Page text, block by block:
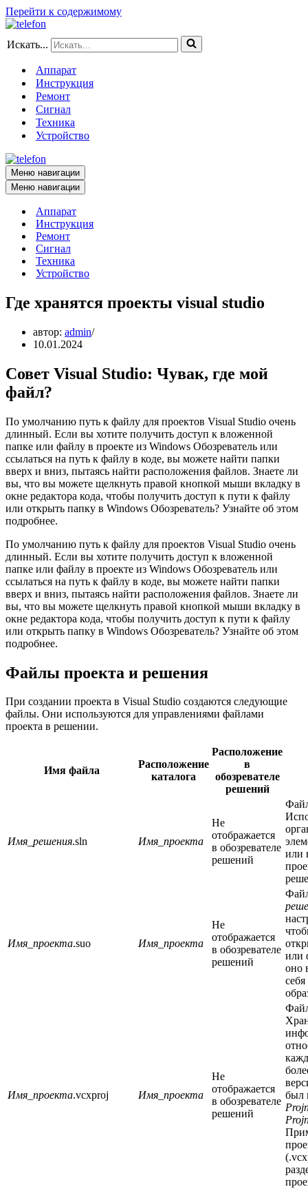
Перейти к содержимому
Искать...
Аппарат
Инструкция
Ремонт
Сигнал
Техника
Устройство
Меню навигации
Меню навигации
Аппарат
Инструкция
Ремонт
Сигнал
Техника
Устройство
Где хранятся проекты visual studio
автор: admin
10.01.2024
Совет Visual Studio: Чувак, где мой
файл?
По умолчанию путь к файлу для проектов Visual Studio очень
длинный. Если вы хотите получить доступ к вложенной
папке или файлу в проекте из Windows Обозреватель или
ссылаться на путь к файлу в коде, вы можете найти папки
вверх и вниз, пытаясь найти расположения файлов. Знаете ли
вы, что вы можете щелкнуть правой кнопкой мыши вкладку в
окне редактора кода, чтобы получить доступ к пути к файлу
или открыть папку в Windows Обозреватель? Узнайте об этом
подробнее.
По умолчанию путь к файлу для проектов Visual Studio очень
длинный. Если вы хотите получить доступ к вложенной
папке или файлу в проекте из Windows Обозреватель или
ссылаться на путь к файлу в коде, вы можете найти папки
вверх и вниз, пытаясь найти расположения файлов. Знаете ли
вы, что вы можете щелкнуть правой кнопкой мыши вкладку в
окне редактора кода, чтобы получить доступ к пути к файлу
или открыть папку в Windows Обозреватель? Узнайте об этом
подробнее.
Файлы проекта и решения
При создании проекта в Visual Studio создаются следующие
файлы. Они используются для управлениями файлами
проекта в решении.
Имя файла
Расположение
каталога
Расположение
в
обозревателе
решений
Имя_решения.sln Имя_проекта
Не
отображается
в обозревателе
решений
или
Имя_проекта.suo Имя_проекта
Не
отображается
в обозревателе
решений
или
оно
Имя_проекта.vcxproj Имя_проекта
Не
отображается
в обозревателе
решений
был